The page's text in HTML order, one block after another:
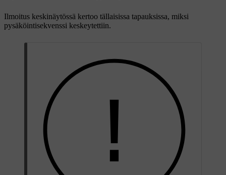
Ilmoitus keskinäytössä kertoo tällaisissa tapauksissa, miksi
pysäköintisekvenssi keskeytettiin.